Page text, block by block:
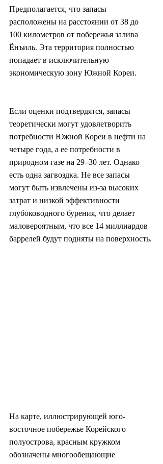
Предполагается, что запасы
расположены на расстоянии от 38 до
100 километров от побережья залива
Ёнъиль. Эта территория полностью
попадает в исключительную
экономическую зону Южной Кореи.
Если оценки подтвердятся, запасы
теоретически могут удовлетворить
потребности Южной Кореи в нефти на
четыре года, а ее потребности в
природном газе на 29–30 лет. Однако
есть одна загвоздка. Не все запасы
могут быть извлечены из-за высоких
затрат и низкой эффективности
глубоководного бурения, что делает
маловероятным, что все 14 миллиардов
баррелей будут подняты на поверхность.
На карте, иллюстрирующей юго-
восточное побережье Корейского
полуострова, красным кружком
обозначены многообещающие